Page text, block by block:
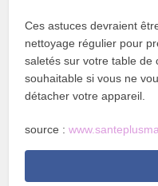
Ces astuces devraient
nettoyage régulier pour
saletés sur votre table de
souhaitable si vous ne
détacher votre appareil.
source :